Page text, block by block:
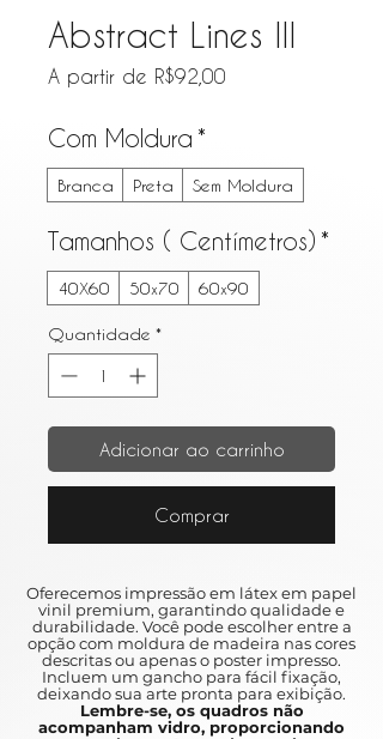
Abstract Lines III
A partir de R$92,00
Com Moldura *
Branca Preta Sem Moldura
Tamanhos ( Centímetros) *
40X60 50x70 60x90
Quantidade *
Adicionar ao carrinho
Comprar
Oferecemos impressão em látex em papel
vinil premium, garantindo qualidade e
durabilidade. Você pode escolher entre a
opção com moldura de madeira nas cores
descritas ou apenas o poster impresso.
Incluem um gancho para fácil fixação,
deixando sua arte pronta para exibição.
Lembre-se, os quadros não
acompanham vidro, proporcionando